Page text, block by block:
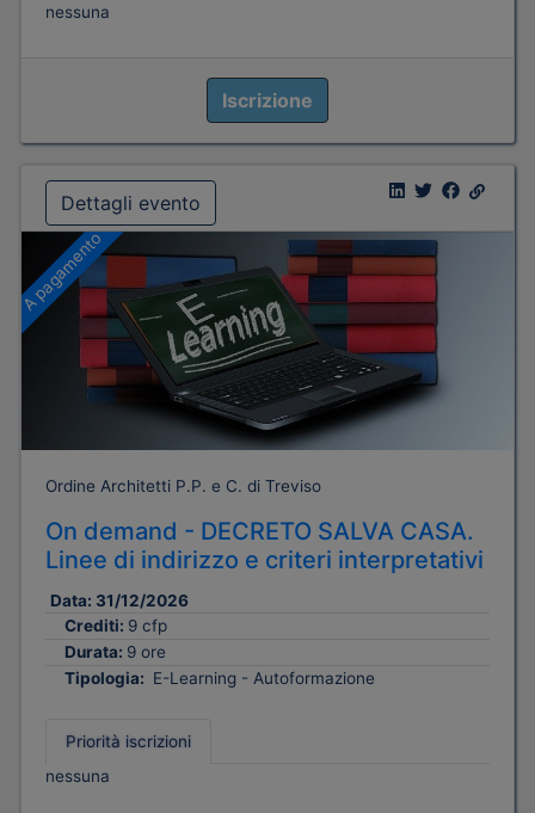
nessuna
Iscrizione
Dettagli evento
A pagamento
Ordine Architetti P.P. e C. di Treviso
On demand - DECRETO SALVA CASA.
Linee di indirizzo e criteri interpretativi
Data: 31/12/2026
Crediti: 9 cfp
Durata: 9 ore
Tipologia: E-Learning - Autoformazione
Priorità iscrizioni
nessuna